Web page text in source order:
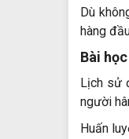
Dù
hàng
Bài
Lịch sử
người
Huấn